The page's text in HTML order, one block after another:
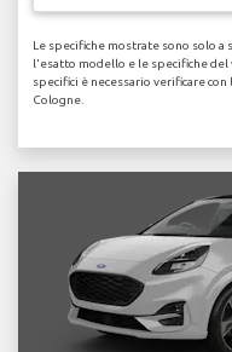
Le specifiche mostrate sono solo
l'esatto modello e le specifiche del
specifici è necessario verificare
Cologne.